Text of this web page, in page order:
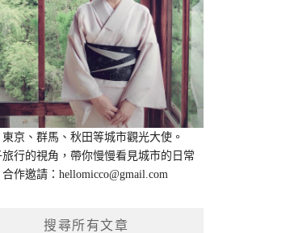
東京、群馬、秋田等城市觀光大使。
旅行的視角，帶你慢慢看見城市的日常
合作邀請：hellomicco@gmail.com
搜尋所有文章